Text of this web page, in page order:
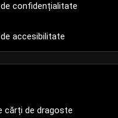
confidențialitate
accesibilitate
cărți de dragoste